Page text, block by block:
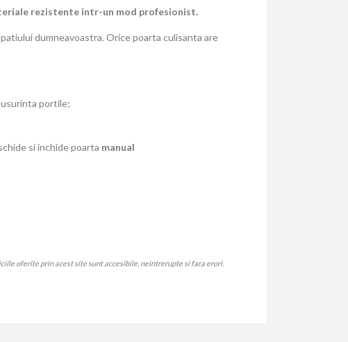
rezistente intr-un mod profesionist.
dumneavoastra. Orice poarta culisanta are
usurinta portile;
si inchide poarta manual
oferite prin acest site sunt accesibile, neintrerupte si fara erori.